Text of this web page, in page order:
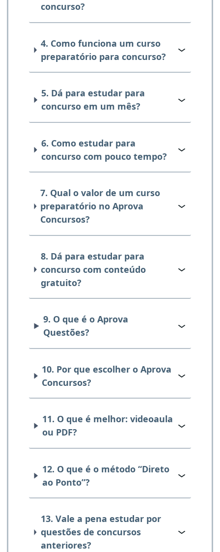
concurso?
4. Como funciona um curso
preparatório para concurso?
5. Dá para estudar para
concurso em um mês?
6. Como estudar para
concurso com pouco tempo?
7. Qual o valor de um curso
preparatório no Aprova
Concursos?
8. Dá para estudar para
concurso com conteúdo
gratuito?
9. O que é o Aprova
Questões?
10. Por que escolher o Aprova
Concursos?
11. O que é melhor: videoaula
ou PDF?
12. O que é o método “Direto
ao Ponto”?
13. Vale a pena estudar por
questões de concursos
anteriores?